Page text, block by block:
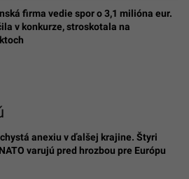
firma vedie spor o 3,1 milióna eur.
v konkurze, stroskotala na
anexiu v ďalšej krajine. Štyri
varujú pred hrozbou pre Európu